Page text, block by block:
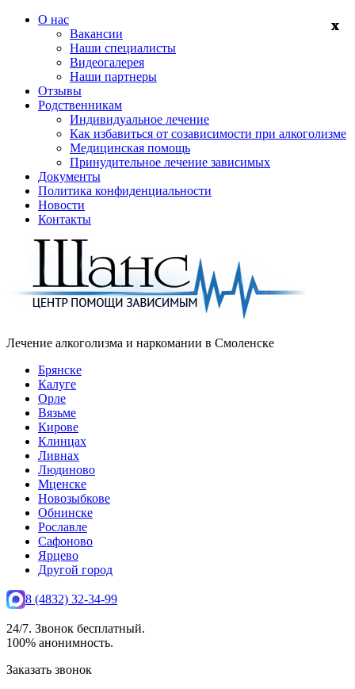
О нас
Вакансии
Наши специалисты
Видеогалерея
Наши партнеры
Отзывы
Родственникам
Индивидуальное лечение
Как избавиться от созависимости при алкоголизме
Медицинская помощь
Принудительное лечение зависимых
Документы
Политика конфиденциальности
Новости
Контакты
Лечение алкоголизма и наркомании в Смоленске
Брянске
Калуге
Орле
Вязьме
Кирове
Клинцах
Ливнах
Людиново
Мценске
Новозыбкове
Обнинске
Рославле
Сафоново
Ярцево
Другой город
8 (4832) 32-34-99
24/7. Звонок бесплатный.
100% анонимность.
Заказать звонок